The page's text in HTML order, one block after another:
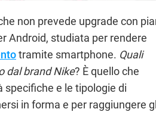
non prevede upgrade con
Android, studiata per rendere
tramite smartphone. Quali
dal brand Nike? È quello che
e le tipologie di
in forma e per raggiungere